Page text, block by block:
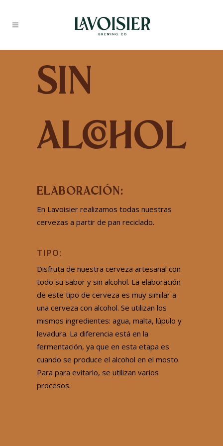
SIN
ALCOHOL
ELABORACIÓN:
En Lavoisier realizamos todas nuestras
cervezas a partir de pan reciclado.
TIPO:
Disfruta de nuestra cerveza artesanal con
todo su sabor y sin alcohol. La elaboración
de este tipo de cerveza es muy similar a
una cerveza con alcohol. Se utilizan los
mismos ingredientes: agua, malta, lúpulo y
levadura. La diferencia está en la
fermentación, ya que en esta etapa es
cuando se produce el alcohol en el mosto.
Para para evitarlo, se utilizan varios
procesos.